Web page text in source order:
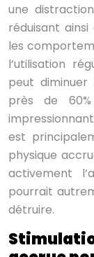
une
réduisant ainsi
les
l’utilisation
peut
près de
est
physique
activement
pourrait
détruire.